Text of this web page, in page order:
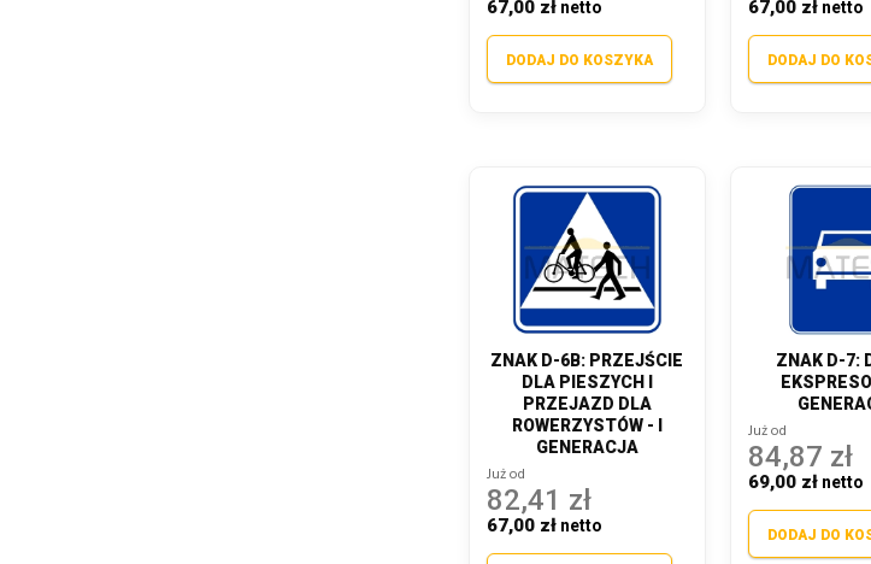
67,00 zł
DODAJ DO KOSZYKA
67,00 zł
DODAJ DO
ZNAK D-6B: PRZEJŚCIE
DLA PIESZYCH I
PRZEJAZD DLA
ROWERZYSTÓW - I
GENERACJA
Już od
82,41 zł
67,00 zł
ZNAK D-7:
Już od
84,87 zł
69,00 zł
DODAJ DO